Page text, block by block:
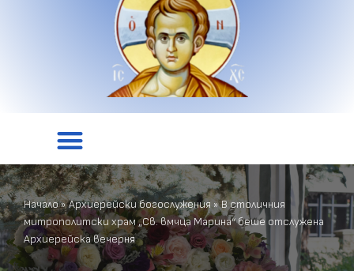
Начало»Архиерейски богослужения »В столичния
митрополитски храм „Св. вмчца Марина“ беше отслужена
Архиерейска вечерня